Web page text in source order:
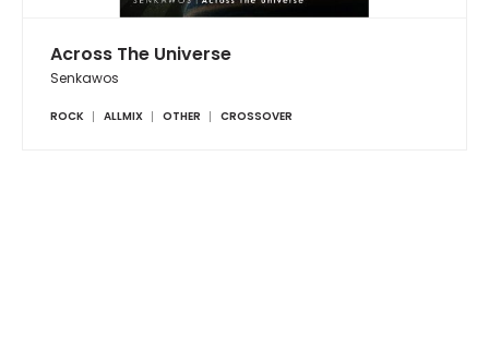
Across The Universe
Senkawos
ROCK ALLMIX OTHER CROSSOVER